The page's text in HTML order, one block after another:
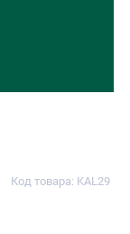
Код товара: KAL29